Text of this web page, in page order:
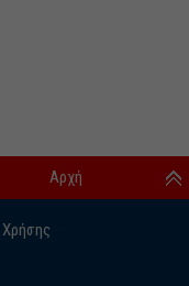
Αρχή